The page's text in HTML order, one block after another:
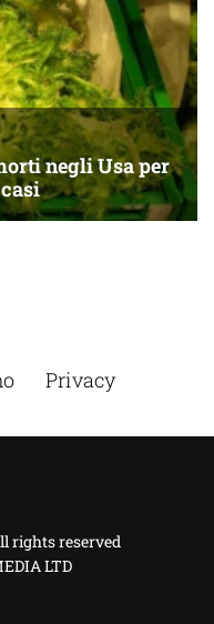
Privacy
rights reserved
LTD